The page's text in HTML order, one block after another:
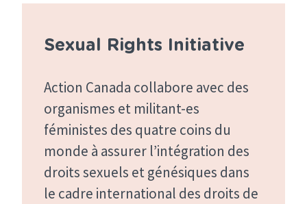
Sexual Rights Initiative
Action Canada collabore avec des
organismes et militant-es
féministes des quatre coins du
monde à assurer l’intégration des
droits sexuels et génésiques dans
le cadre international des droits de